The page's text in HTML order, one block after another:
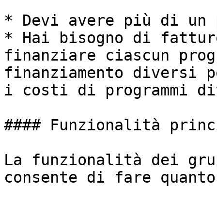
* Devi avere più di un
* Hai bisogno di
finanziare ciascun
finanziamento diversi
i costi di programmi
#### Funzionalità
La funzionalità dei
consente di fare